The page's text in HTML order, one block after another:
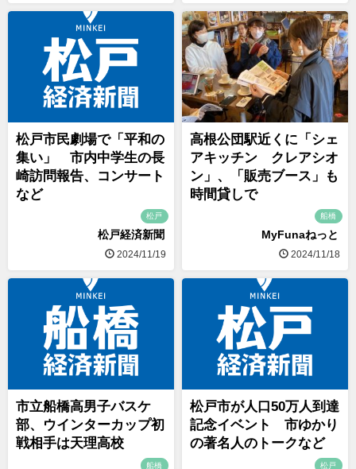
松戸市民劇場で「平和の
集い」 市内中学生の長
崎訪問報告、コンサート
など
松戸
松戸経済新聞
2024/11/19
高根公団駅近くに「シェ
アキッチン クレアシオ
ン」、「販売ブース」も
時間貸しで
船橋
MyFunaねっと
2024/11/18
市立船橋高男子バスケ
部、ウインターカップ初
戦相手は天理高校
船橋
松戸市が人口50万人到達
記念イベント 市ゆかり
の著名人のトークなど
松戸